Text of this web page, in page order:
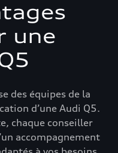
une
des équipes de la
d’une Audi Q5.
chaque conseiller
accompagnement